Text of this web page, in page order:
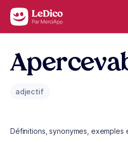
Aller au contenu
adjectif
Définitions, synonymes, exemples